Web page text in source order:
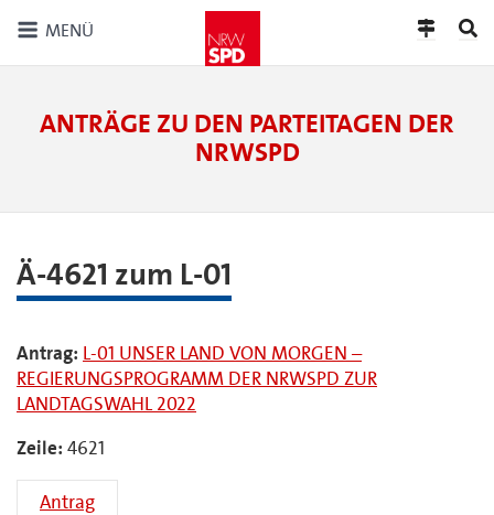
MENÜ
ANTRÄGE ZU DEN PARTEITAGEN DER
NRWSPD
Ä-4621 zum L-01
Antrag: L-01 UNSER LAND VON MORGEN –
REGIERUNGSPROGRAMM DER NRWSPD ZUR
LANDTAGSWAHL 2022
Zeile: 4621
Antrag